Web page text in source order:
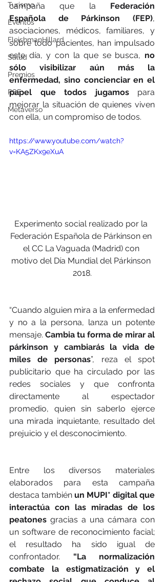
Turismo
Eventos
FleishmanHillard
Salud
Premios
RSE
Metaverso
campaña que la Federación
Española de Párkinson (FEP),
asociaciones, médicos, familiares, y
sobre todo pacientes, han impulsado
este día, y con la que se busca, no
sólo visibilizar aún más la
enfermedad, sino concienciar en el
papel que todos jugamos para
mejorar la situación de quienes viven
con ella, un compromiso de todos.
https://www.youtube.com/watch?
v=KA5ZKx9eXuA
Experimento social realizado por la
Federación Española de Párkinson en
el CC La Vaguada (Madrid) con
motivo del Día Mundial del Párkinson
2018.
“Cuando alguien mira a la enfermedad
y no a la persona, lanza un potente
mensaje. Cambia tu forma de mirar al
párkinson y cambiarás la vida de
miles de personas”, reza el spot
publicitario que ha circulado por las
redes sociales y que confronta
directamente al espectador
promedio, quien sin saberlo ejerce
una mirada inquietante, resultado del
prejuicio y el desconocimiento.
Entre los diversos materiales
elaborados para esta campaña
destaca también un MUPI* digital que
interactúa con las miradas de los
peatones gracias a una cámara con
un software de reconocimiento facial;
el resultado ha sido igual de
confrontador. “La normalización
combate la estigmatización y el